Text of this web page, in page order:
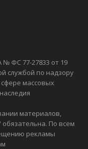
ФС 77-27833 от 19
службой по надзору
массовых
материалов,
По всем
рекламы